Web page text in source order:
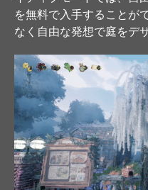
を無料で入手することが
なく自由な発想で庭をデ